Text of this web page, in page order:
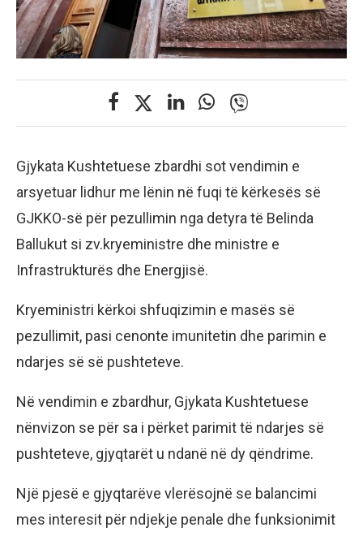
Gjykata Kushtetuese zbardhi sot vendimin e
arsyetuar lidhur me lënin në fuqi të kërkesës së
GJKKO-së për pezullimin nga detyra të Belinda
Ballukut si zv.kryeministre dhe ministre e
Infrastrukturës dhe Energjisë.
Kryeministri kërkoi shfuqizimin e masës së
pezullimit, pasi cenonte imunitetin dhe parimin e
ndarjes së së pushteteve.
Në vendimin e zbardhur, Gjykata Kushtetuese
nënvizon se për sa i përket parimit të ndarjes së
pushteteve, gjyqtarët u ndanë në dy qëndrime.
Një pjesë e gjyqtarëve vlerësojnë se balancimi
mes interesit për ndjekje penale dhe funksionimit